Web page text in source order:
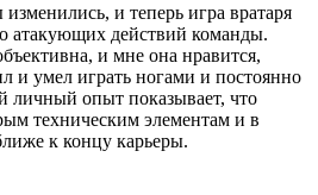
и теперь игра вратаря
атакующих действий команды.
и мне она нравится,
и умел играть ногами и постоянно
личный опыт показывает, что
техническим элементам и в
к концу карьеры.